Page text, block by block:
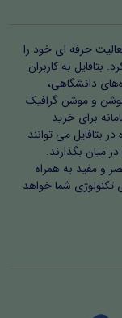
حرفه ای خود را
مربوطه در شهریور ماه ۱۴۰۲ آغاز کرد. بتافایل به کاربران
دانشگاهی،
و موشن گرافیک
برای خرید
بتافایل می توانند
میان بگذارند.
و مفید به همراه
تکنولوژی شما خواهد